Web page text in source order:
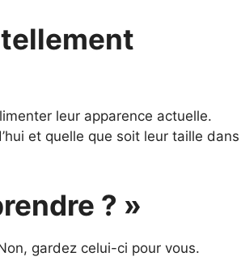
tellement
leur apparence actuelle.
et quelle que soit leur taille dans
? »
gardez celui-ci pour vous.